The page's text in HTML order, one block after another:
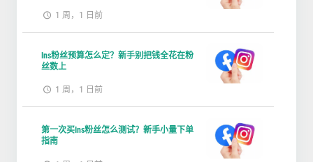
1 周，1 日前
Ins粉丝预算怎么定？新手别把钱全花在粉
丝数上
1 周，1 日前
第一次买Ins粉丝怎么测试？新手小量下单
指南